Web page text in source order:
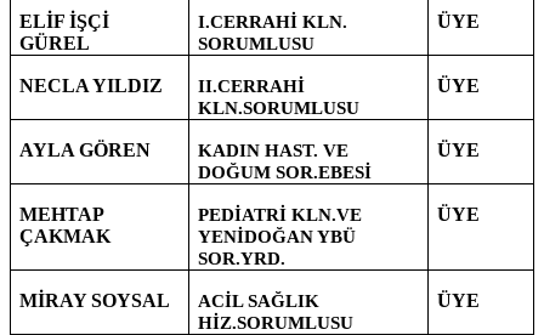
ELİF İŞÇİ
GÜREL
I.CERRAHİ KLN.
SORUMLUSU
ÜYE
NECLA YILDIZ
II.CERRAHİ
KLN.SORUMLUSU
ÜYE
AYLA GÖREN
KADIN HAST. VE
DOĞUM SOR.EBESİ
ÜYE
MEHTAP
ÇAKMAK
PEDİATRİ KLN.VE
YENİDOĞAN YBÜ
SOR.YRD.
ÜYE
MİRAY SOYSAL
ACİL SAĞLIK
HİZ.SORUMLUSU
ÜYE